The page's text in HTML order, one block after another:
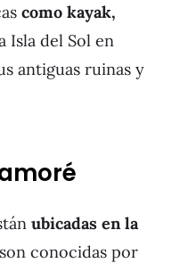
como kayak,
Isla del Sol en
antiguas ruinas y
ubicadas en la
conocidas por